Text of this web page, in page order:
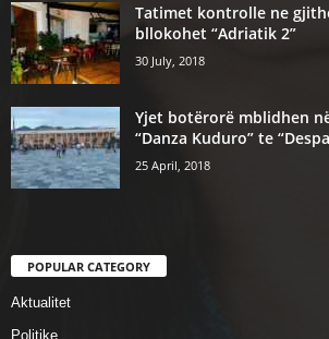
Tatimet kontrolle ne
bllokohet “Adriatik 2”
30 July, 2018
Yjet botërorë mblidhen
“Danza Kuduro” te
25 April, 2018
POPULAR CATEGORY
Aktualitet
Politike